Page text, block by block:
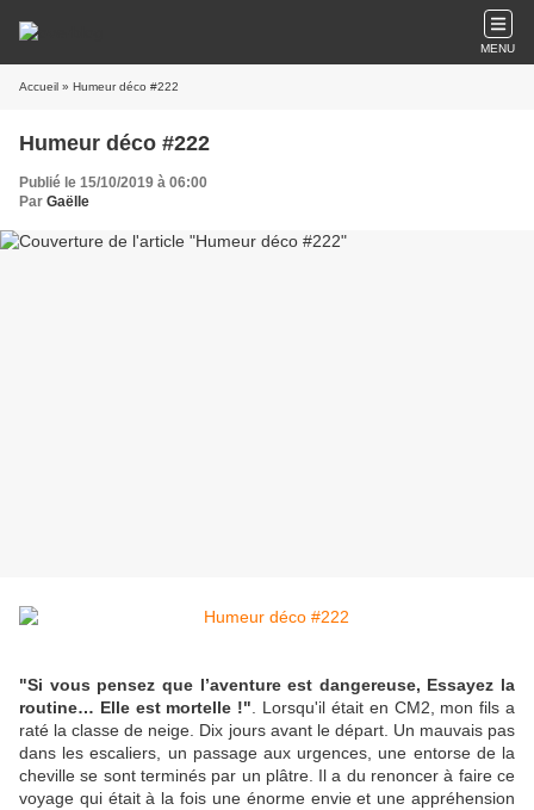
MENU
Accueil » Humeur déco #222
Humeur déco #222
Publié le 15/10/2019 à 06:00
Par Gaëlle
"Si vous pensez que l’aventure est dangereuse, Essayez la
routine… Elle est mortelle !" . Lorsqu'il était en CM2, mon fils a
raté la classe de neige. Dix jours avant le départ. Un mauvais pas
dans les escaliers, un passage aux urgences, une entorse de la
cheville se sont terminés par un plâtre. Il a du renoncer à faire ce
voyage qui était à la fois une énorme envie et une appréhension